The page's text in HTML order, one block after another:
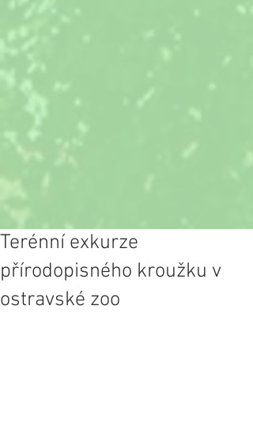
Terénní exkurze
přírodopisného kroužku v
ostravské zoo